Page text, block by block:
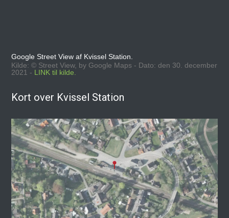
Google Street View af Kvissel Station.
Kilde: © Street View, by Google Maps - Dato: den 30. december
2021 - LINK til kilde.
Kort over Kvissel Station